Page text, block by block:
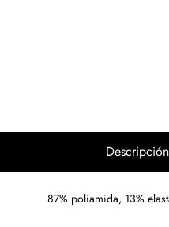
87% poliamida, 13%